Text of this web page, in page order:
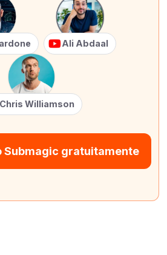
Ali Abdaal
Chris Williamson
Submagic gratuitamente